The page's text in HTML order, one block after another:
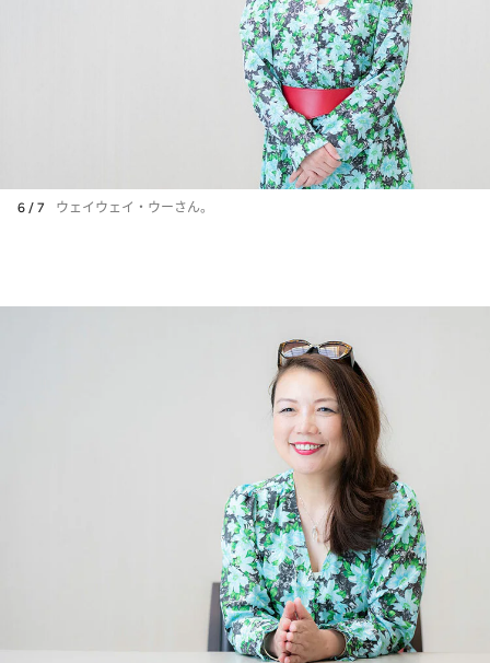
6 / 7 ウェイウェイ・ウーさん。